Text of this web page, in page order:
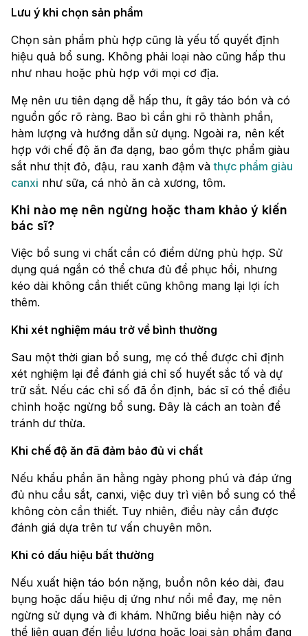
Lưu ý khi chọn sản phẩm
Chọn sản phẩm phù hợp cũng là yếu tố quyết định
hiệu quả bổ sung. Không phải loại nào cũng hấp thu
như nhau hoặc phù hợp với mọi cơ địa.
Mẹ nên ưu tiên dạng dễ hấp thu, ít gây táo bón và có
nguồn gốc rõ ràng. Bao bì cần ghi rõ thành phần,
hàm lượng và hướng dẫn sử dụng. Ngoài ra, nên kết
hợp với chế độ ăn đa dạng, bao gồm thực phẩm giàu
sắt như thịt đỏ, đậu, rau xanh đậm vàthực phẩm giàu
canxi như sữa, cá nhỏ ăn cả xương, tôm.
Khi nào mẹ nên ngừng hoặc tham khảo ý kiến
bác sĩ?
Việc bổ sung vi chất cần có điểm dừng phù hợp. Sử
dụng quá ngắn có thể chưa đủ để phục hồi, nhưng
kéo dài không cần thiết cũng không mang lại lợi ích
thêm.
Khi xét nghiệm máu trở về bình thường
Sau một thời gian bổ sung, mẹ có thể được chỉ định
xét nghiệm lại để đánh giá chỉ số huyết sắc tố và dự
trữ sắt. Nếu các chỉ số đã ổn định, bác sĩ có thể điều
chỉnh hoặc ngừng bổ sung. Đây là cách an toàn để
tránh dư thừa.
Khi chế độ ăn đã đảm bảo đủ vi chất
Nếu khẩu phần ăn hằng ngày phong phú và đáp ứng
đủ nhu cầu sắt, canxi, việc duy trì viên bổ sung có thể
không còn cần thiết. Tuy nhiên, điều này cần được
đánh giá dựa trên tư vấn chuyên môn.
Khi có dấu hiệu bất thường
Nếu xuất hiện táo bón nặng, buồn nôn kéo dài, đau
bụng hoặc dấu hiệu dị ứng như nổi mề đay, mẹ nên
ngừng sử dụng và đi khám. Những biểu hiện này có
thể liên quan đến liều lượng hoặc loại sản phẩm đang